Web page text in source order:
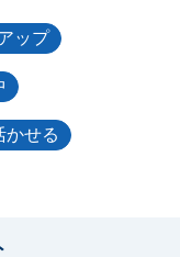
ップ
かせる